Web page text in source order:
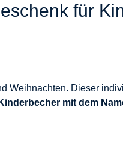
für
Weihnachten. Dieser
Kinderbecher mit dem